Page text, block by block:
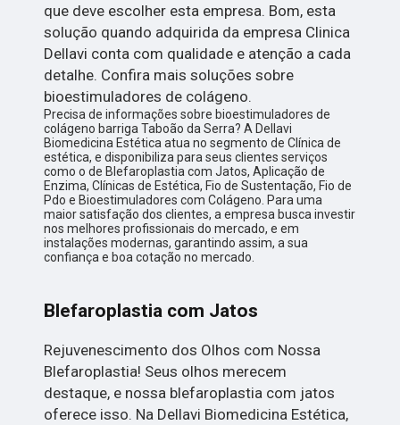
que deve escolher esta empresa. Bom, esta
solução quando adquirida da empresa Clinica
Dellavi conta com qualidade e atenção a cada
detalhe. Confira mais soluções sobre
bioestimuladores de colágeno.
Precisa de informações sobre bioestimuladores de
colágeno barriga Taboão da Serra? A Dellavi
Biomedicina Estética atua no segmento de Clínica de
estética, e disponibiliza para seus clientes serviços
como o de Blefaroplastia com Jatos, Aplicação de
Enzima, Clínicas de Estética, Fio de Sustentação, Fio de
Pdo e Bioestimuladores com Colágeno. Para uma
maior satisfação dos clientes, a empresa busca investir
nos melhores profissionais do mercado, e em
instalações modernas, garantindo assim, a sua
confiança e boa cotação no mercado.
Blefaroplastia com Jatos
Rejuvenescimento dos Olhos com Nossa
Blefaroplastia! Seus olhos merecem
destaque, e nossa blefaroplastia com jatos
oferece isso. Na Dellavi Biomedicina Estética,